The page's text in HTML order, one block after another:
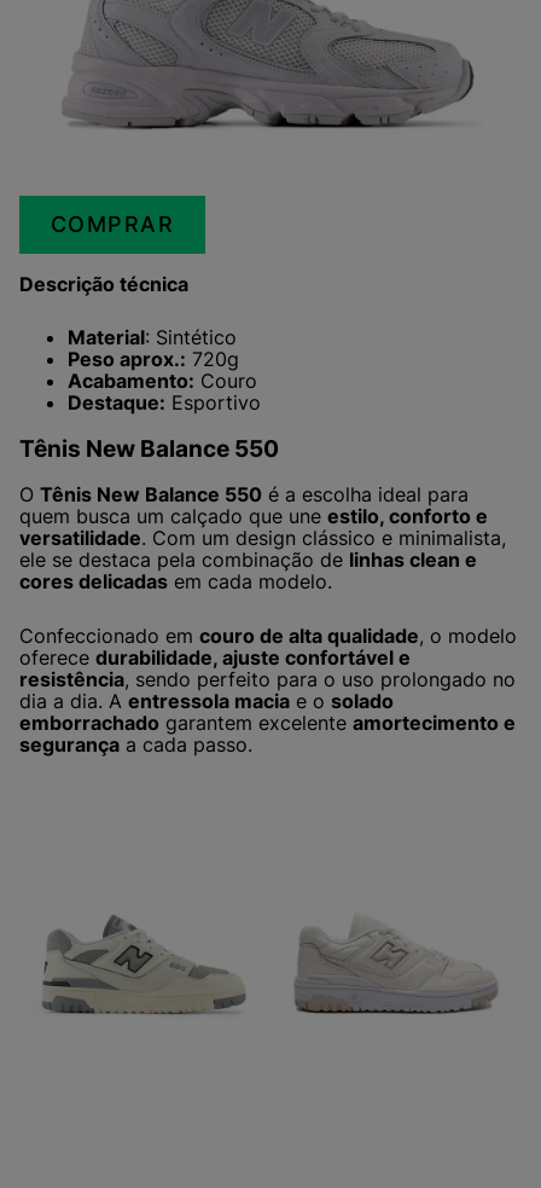
COMPRAR
Descrição técnica
Material: Sintético
Peso aprox.: 720g
Acabamento: Couro
Destaque: Esportivo
Tênis New Balance 550
O Tênis New Balance 550 é a escolha ideal para
quem busca um calçado que une estilo, conforto e
versatilidade. Com um design clássico e minimalista,
ele se destaca pela combinação de linhas clean e
cores delicadas em cada modelo.
Confeccionado em couro de alta qualidade, o modelo
oferece durabilidade, ajuste confortável e
resistência, sendo perfeito para o uso prolongado no
dia a dia. A entressola macia e o solado
emborrachado garantem excelente amortecimento e
segurança a cada passo.